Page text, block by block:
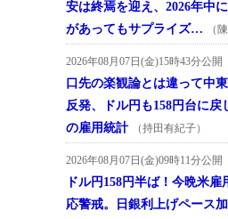
安は終焉を迎え、2026年中
があってもサプライズ…
（
2026年08月07日(金)15時43分公開
口先の楽観論とは違って中
反発、ドル円も158円台に戻
の雇用統計
（持田有紀子）
2026年08月07日(金)09時11分公開
ドル円158円半ば！今晩米
応警戒。日銀利上げペース